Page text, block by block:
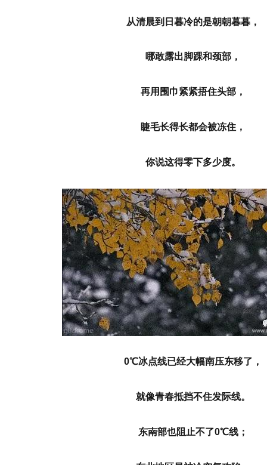
从清晨到日暮冷的是朝朝暮暮，
哪敢露出脚踝和颈部，
再用围巾紧紧捂住头部，
睫毛长得长都会被冻住，
你说这得零下多少度。
0℃冰点线已经大幅南压东移了，
就像青春抵挡不住发际线。
东南部也阻止不了0℃线；